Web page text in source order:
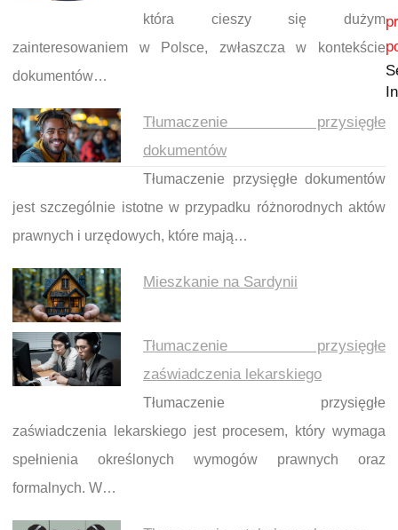
która cieszy się dużym
zainteresowaniem w Polsce, zwłaszcza w kontekście
dokumentów…
Tłumaczenie przysięgłe
dokumentów
Tłumaczenie przysięgłe dokumentów
jest szczególnie istotne w przypadku różnorodnych aktów
prawnych i urzędowych, które mają…
Mieszkanie na Sardynii
Tłumaczenie przysięgłe
zaświadczenia lekarskiego
Tłumaczenie przysięgłe
zaświadczenia lekarskiego jest procesem, który wymaga
spełnienia określonych wymogów prawnych oraz
formalnych. W…
Nawigacja wpisu